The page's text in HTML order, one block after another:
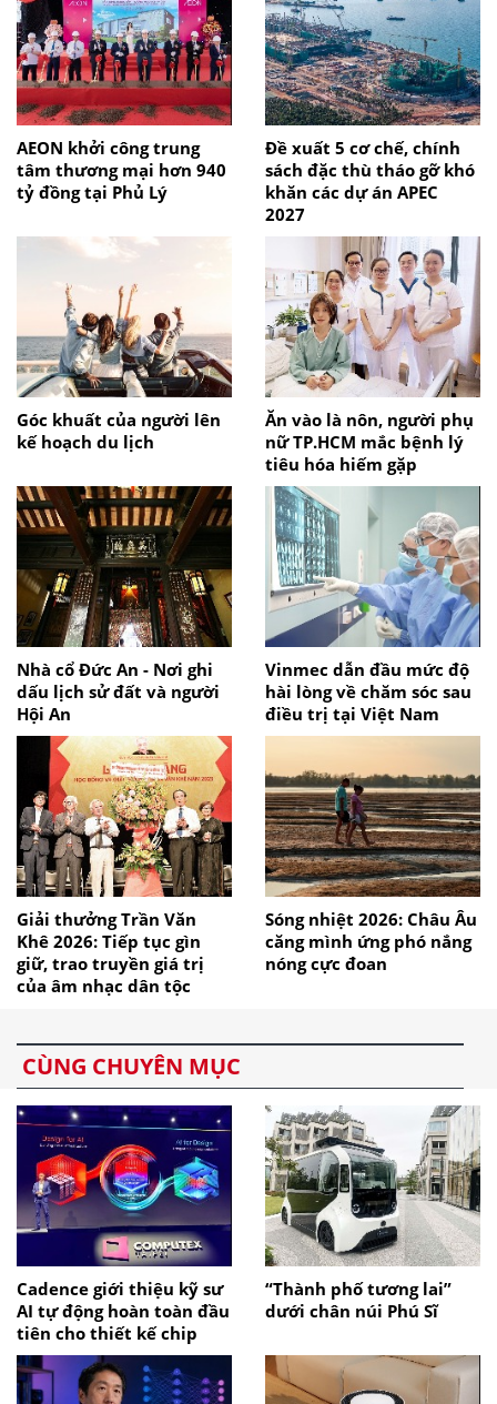
AEON khởi công trung
tâm thương mại hơn 940
tỷ đồng tại Phủ Lý
Đề xuất 5 cơ chế, chính
sách đặc thù tháo gỡ khó
khăn các dự án APEC
2027
Góc khuất của người lên
kế hoạch du lịch
Ăn vào là nôn, người phụ
nữ TP.HCM mắc bệnh lý
tiêu hóa hiếm gặp
Nhà cổ Đức An - Nơi ghi
dấu lịch sử đất và người
Hội An
Vinmec dẫn đầu mức độ
hài lòng về chăm sóc sau
điều trị tại Việt Nam
Giải thưởng Trần Văn
Khê 2026: Tiếp tục gìn
giữ, trao truyền giá trị
của âm nhạc dân tộc
Sóng nhiệt 2026: Châu Âu
căng mình ứng phó nắng
nóng cực đoan
CÙNG CHUYÊN MỤC
Cadence giới thiệu kỹ sư
AI tự động hoàn toàn đầu
tiên cho thiết kế chip
“Thành phố tương lai”
dưới chân núi Phú Sĩ